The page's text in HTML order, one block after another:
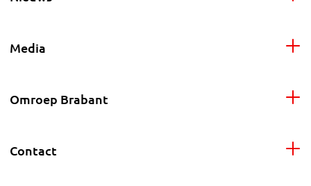
Media
Omroep Brabant
Contact